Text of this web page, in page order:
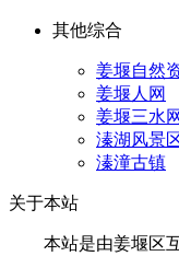
其他综合
姜堰自然
姜堰人网
姜堰三水网
溱湖风景
溱潼古镇
关于本站
本站是由姜堰区互